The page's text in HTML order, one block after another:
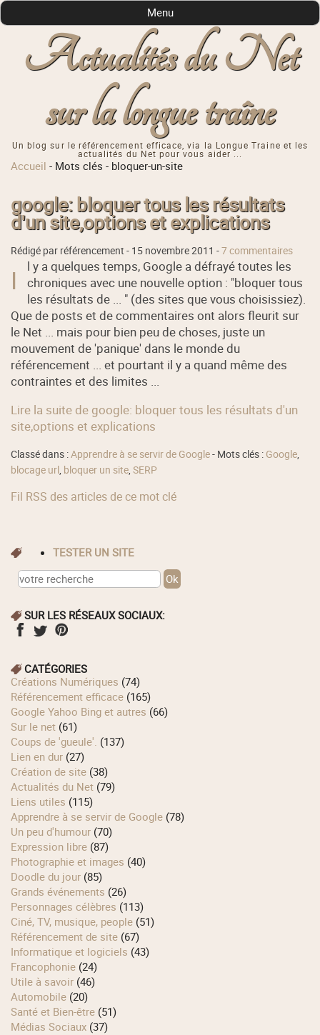
Actualités du Net
sur la longue traîne
Un blog sur le référencement efficace, via la Longue Traine et les
actualités du Net pour vous aider ...
Menu
Accueil - Mots clés - bloquer-un-site
google: bloquer tous les résultats
d'un site,options et explications
Rédigé par référencement - 15 novembre 2011 -7 commentaires
I
l y a quelques temps, Google a défrayé toutes les
chroniques avec une nouvelle option : "bloquer tous
les résultats de ... " (des sites que vous choisissiez).
Que de posts et de commentaires ont alors fleurit sur
le Net ... mais pour bien peu de choses, juste un
mouvement de 'panique' dans le monde du
référencement ... et pourtant il y a quand même des
contraintes et des limites ...
Lire la suite de google: bloquer tous les résultats d'un
site,options et explications
Classé dans :Apprendre à se servir de Google- Mots clés : Google,
blocage url , bloquer un site,SERP
Fil RSS des articles de ce mot clé
TESTER UN SITE
SUR LES RÉSEAUX SOCIAUX:
CATÉGORIES
Créations Numériques (74)
Référencement efficace (165)
Google Yahoo Bing et autres (66)
Sur le net (61)
Coups de 'gueule'. (137)
Lien en dur (27)
Création de site (38)
Actualités du Net (79)
Liens utiles (115)
Apprendre à se servir de Google (78)
Un peu d'humour (70)
Expression libre (87)
Photographie et images (40)
Doodle du jour (85)
Grands événements (26)
Personnages célèbres (113)
Ciné, TV, musique, people (51)
Référencement de site (67)
Informatique et logiciels (43)
Francophonie (24)
Utile à savoir (46)
Automobile (20)
Santé et Bien-être (51)
Médias Sociaux (37)